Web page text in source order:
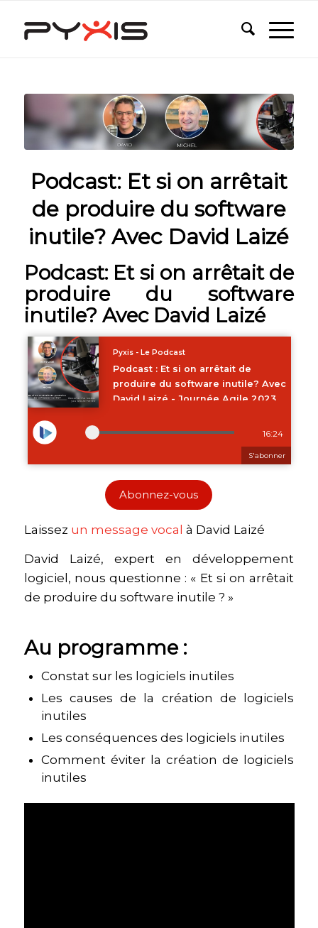
Podcast: Et si on arrêtait
de produire du software
inutile? Avec David Laizé
Podcast: Et si on arrêtait de
produire du software
inutile? Avec David Laizé
Abonnez-vous
Laissez ⁠un message vocal⁠ à David Laizé
David Laizé, expert en développement
logiciel, nous questionne : « Et si on arrêtait
de produire du software inutile ? »
Au programme :
Constat sur les logiciels inutiles
Les causes de la création de logiciels
inutiles
Les conséquences des logiciels inutiles
Comment éviter la création de logiciels
inutiles